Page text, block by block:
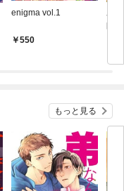
enigma vol.1
550
氷
師
もっと見る